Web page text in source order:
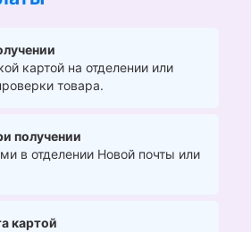
картой на отделении или
товара.
получении
в отделении Новой почты или
картой